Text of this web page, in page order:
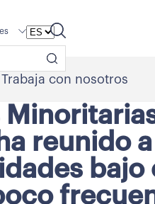
Trabaja con nosotros
reunido a
bajo